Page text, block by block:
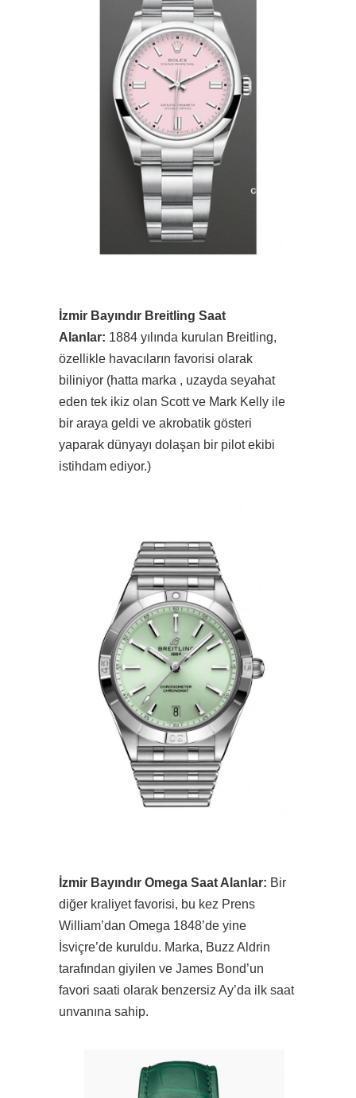
İzmir Bayındır Breitling Saat
Alanlar: 1884 yılında kurulan Breitling,
özellikle havacıların favorisi olarak
biliniyor (hatta marka , uzayda seyahat
eden tek ikiz olan Scott ve Mark Kelly ile
bir araya geldi ve akrobatik gösteri
yaparak dünyayı dolaşan bir pilot ekibi
istihdam ediyor.)
İzmir Bayındır Omega Saat Alanlar: Bir
diğer kraliyet favorisi, bu kez Prens
William’dan Omega 1848’de yine
İsviçre’de kuruldu. Marka, Buzz Aldrin
tarafından giyilen ve James Bond’un
favori saati olarak benzersiz Ay’da ilk saat
unvanına sahip.